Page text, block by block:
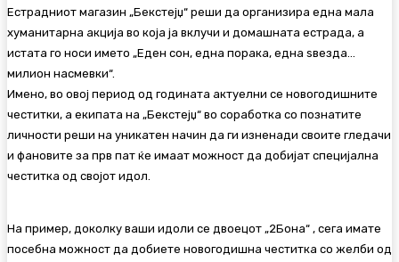
Естрадниот магазин „Бекстејџ“ реши да организира една мала
хуманитарна акција во која ја вклучи и домашната естрада, а
истата го носи името „Еден сон, една порака, една ѕвезда…
милион насмевки“.
Имено, во овој период од годината актуелни се новогодишните
честитки, а екипата на „Бекстејџ“ во соработка со познатите
личности реши на уникатен начин да ги изненади своите гледачи
и фановите за прв пат ќе имаат можност да добијат специјална
честитка од својот идол.
На пример, доколку ваши идоли се двоецот „2Бона“ , сега имате
посебна можност да добиете новогодишна честитка со желби од